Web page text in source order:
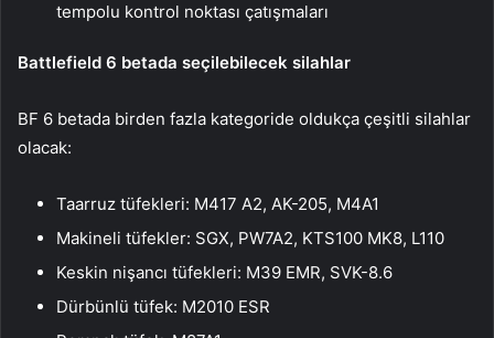
tempolu kontrol noktası çatışmaları
Battlefield 6 betada seçilebilecek silahlar
BF 6 betada birden fazla kategoride oldukça çeşitli silahlar
olacak:
Taarruz tüfekleri: M417 A2, AK-205, M4A1
Makineli tüfekler: SGX, PW7A2, KTS100 MK8, L110
Keskin nişancı tüfekleri: M39 EMR, SVK-8.6
Dürbünlü tüfek: M2010 ESR